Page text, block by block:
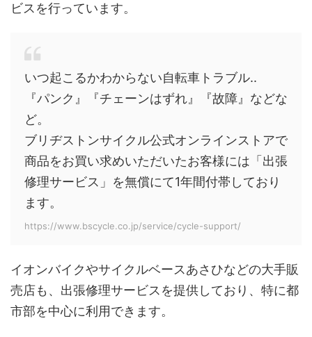
ビスを行っています。
いつ起こるかわからない自転車トラブル..
『パンク』『チェーンはずれ』『故障』などな
ど。
ブリヂストンサイクル公式オンラインストアで
商品をお買い求めいただいたお客様には「出張
修理サービス」を無償にて1年間付帯しており
ます。
https://www.bscycle.co.jp/service/cycle-support/
イオンバイクやサイクルベースあさひなどの大手販
売店も、出張修理サービスを提供しており、特に都
市部を中心に利用できます。